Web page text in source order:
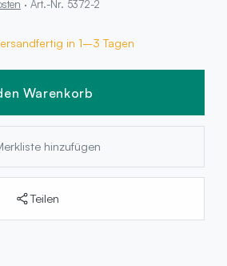
· Art.-Nr. 5372-2
in 1–3 Tagen
Warenkorb
hinzufügen
Teilen